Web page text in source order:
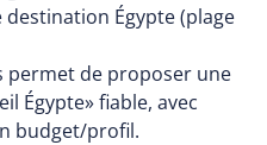
Égypte (plage
permet de proposer une
Égypte» fiable, avec
budget/profil.